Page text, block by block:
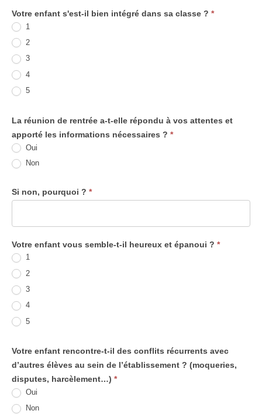
1eres
Votre enfant s'est-il bien intégré dans sa classe ? *
1
2
3
4
5
La réunion de rentrée a-t-elle répondu à vos attentes et
apporté les informations nécessaires ? *
Oui
Non
Si non, pourquoi ? *
Votre enfant vous semble-t-il heureux et épanoui ? *
1
2
3
4
5
Votre enfant rencontre-t-il des conflits récurrents avec
d’autres élèves au sein de l’établissement ? (moqueries,
disputes, harcèlement…) *
Oui
Non